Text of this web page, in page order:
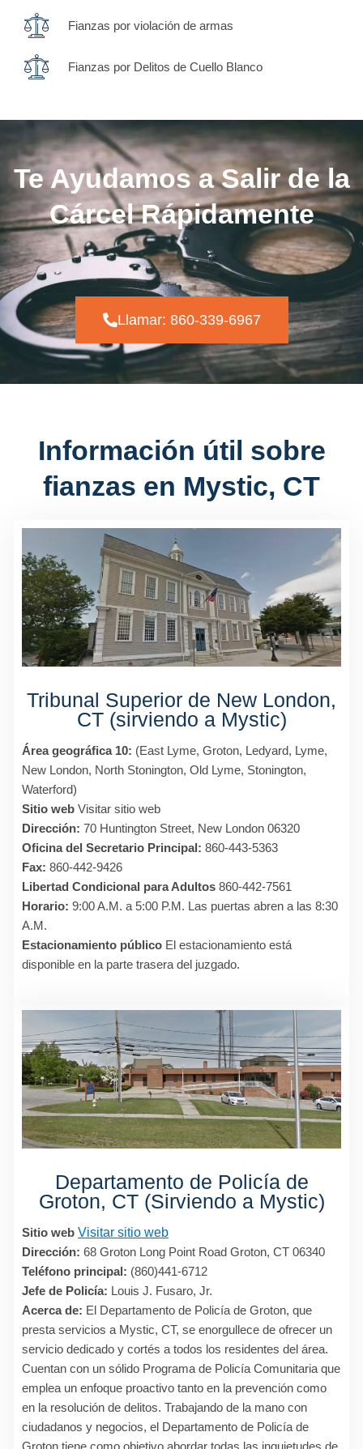
Fianzas por violación de armas
Fianzas por Delitos de Cuello Blanco
Te Ayudamos a Salir de la
Cárcel Rápidamente
Llamar: 860-339-6967
Información útil sobre
fianzas en Mystic, CT
Tribunal Superior de New London,
CT (sirviendo a Mystic)
Área geográfica 10: (East Lyme, Groton, Ledyard, Lyme,
New London, North Stonington, Old Lyme, Stonington,
Waterford)
Sitio web Visitar sitio web
Dirección: 70 Huntington Street, New London 06320
Oficina del Secretario Principal: 860-443-5363
Fax: 860-442-9426
Libertad Condicional para Adultos 860-442-7561
Horario: 9:00 A.M. a 5:00 P.M. Las puertas abren a las 8:30
A.M.
Estacionamiento público El estacionamiento está
disponible en la parte trasera del juzgado.
Departamento de Policía de
Groton, CT (Sirviendo a Mystic)
Sitio web Visitar sitio web
Dirección: 68 Groton Long Point Road Groton, CT 06340
Teléfono principal: (860)441-6712
Jefe de Policía: Louis J. Fusaro, Jr.
Acerca de: El Departamento de Policía de Groton, que
presta servicios a Mystic, CT, se enorgullece de ofrecer un
servicio dedicado y cortés a todos los residentes del área.
Cuentan con un sólido Programa de Policía Comunitaria que
emplea un enfoque proactivo tanto en la prevención como
en la resolución de delitos. Trabajando de la mano con
ciudadanos y negocios, el Departamento de Policía de
Groton tiene como objetivo abordar todas las inquietudes de